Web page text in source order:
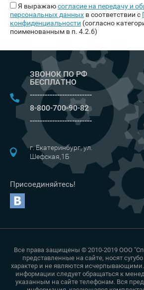
Я выражаюсогласие на передачу и
персональных данных в соответствии с
конфиденциальности (согласно
поименованным в п. 4.2.6)
ЗВОНОК ПО РФ
БЕСПЛАТНО
-------------------------
8-800-700-90-82
-------------------------
г. Екатеринбург, ул.
Шефская,1Б
Присоединяйтесь!
Все права защищены © 2010-2019 ООО
представленные на сайте, носят
характер и не являются
информации следует обращаться к
указанным на сайте телефонам. Вся